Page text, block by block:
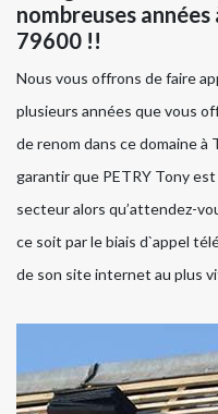
nombreuses années
79600 !!
Nous vous offrons de faire
plusieurs années que vous
de renom dans ce domaine à
garantir que PETRY Tony
secteur alors qu’attendez-
ce soit par le biais d`appel
de son site internet au plus